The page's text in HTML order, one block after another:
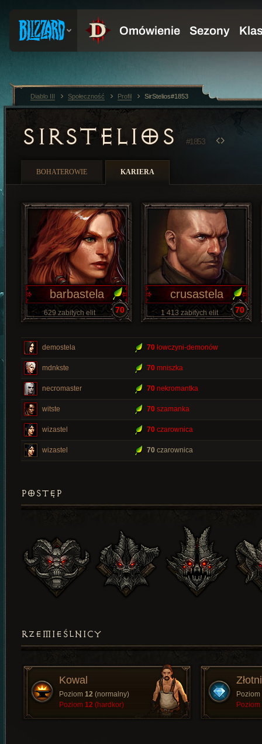
SIRSTELIOS #1853
BOHATEROWIE KARIERA
barbastela
629 zabitych elit 70
crusastela
1 413 zabitych elit 70
demostela 70 łowczyni-demonów
mdnkste 70 mniszka
necromaster 70 nekromantka
witste 70 szamanka
wizastel 70 czarownica
wizastel 70 czarownica
POSTĘP
RZEMIEŚLNICY
Kowal
Poziom 12 (normalny)
Poziom 12 (hardkor)
Poziom
Poziom
Diablo III Społeczność Profil SirStelios#1853